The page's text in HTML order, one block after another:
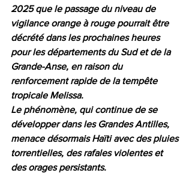
2025 que le passage du niveau de
vigilance orange à rouge pourrait être
décrété dans les prochaines heures
pour les départements du Sud et de la
Grande-Anse, en raison du
renforcement rapide de la tempête
tropicale Melissa.
Le phénomène, qui continue de se
développer dans les Grandes Antilles,
menace désormais Haïti avec des pluies
torrentielles, des rafales violentes et
des orages persistants.